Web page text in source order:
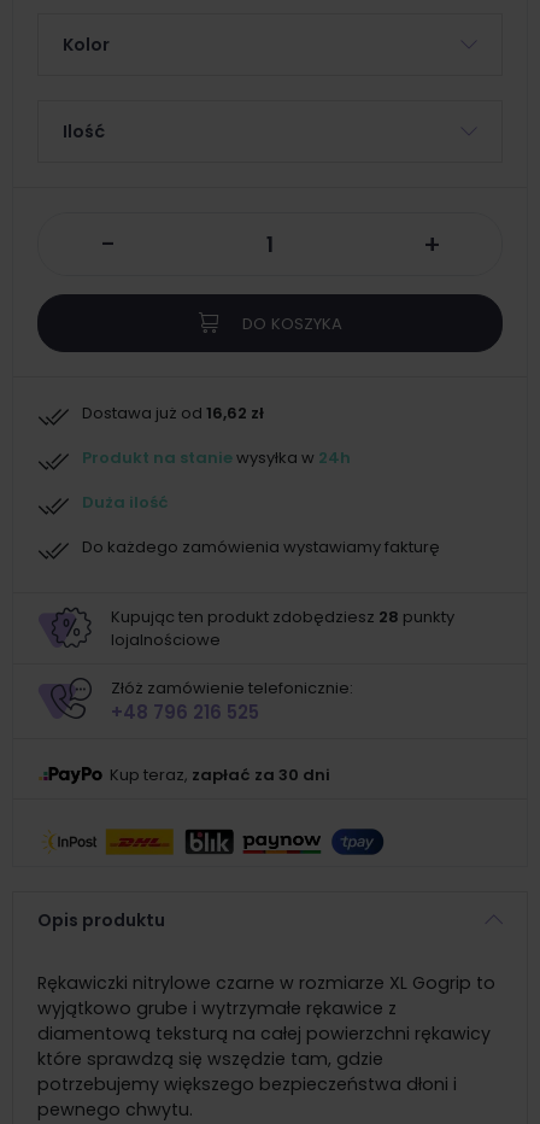
Kolor
Ilość
- +
DO KOSZYKA
Dostawa już od 16,62 zł
Produkt na staniewysyłka w 24h
Duża ilość
Do każdego zamówienia wystawiamy fakturę
Kupując ten produkt zdobędziesz 28 punkty
lojalnościowe
Złóż zamówienie telefonicznie:
+48 796 216 525
Kup teraz, zapłać za 30 dni
Opis produktu
Rękawiczki nitrylowe czarne w rozmiarze XL Gogrip to
wyjątkowo grube i wytrzymałe rękawice z
diamentową teksturą na całej powierzchni rękawicy
które sprawdzą się wszędzie tam, gdzie
potrzebujemy większego bezpieczeństwa dłoni i
pewnego chwytu.